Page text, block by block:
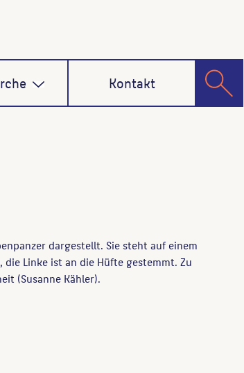
Kontakt
dargestellt. Sie steht auf einem
Linke ist an die Hüfte gestemmt. Zu
(Susanne Kähler).